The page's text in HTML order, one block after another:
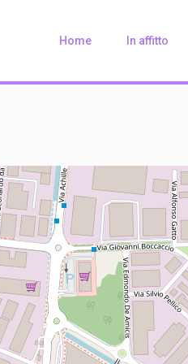
Home In affitto
Loading Maps